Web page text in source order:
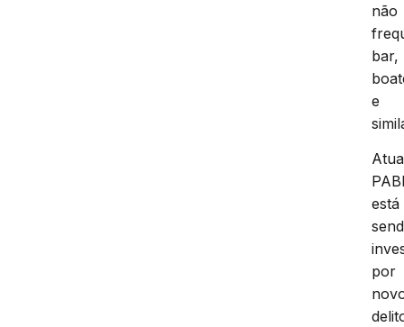
não
bar,
e
está
por